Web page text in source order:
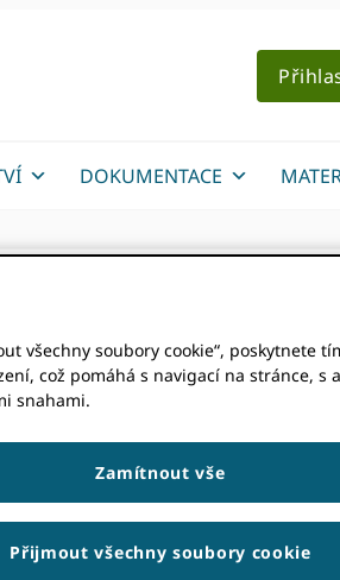
DOKUMENTACE
roku
příspěvku mohou být nepřesné.
všechny soubory cookie“, poskytnete
což pomáhá s navigací na stránce, s
snahami.
Zamítnout vše
Přijmout všechny soubory cookie